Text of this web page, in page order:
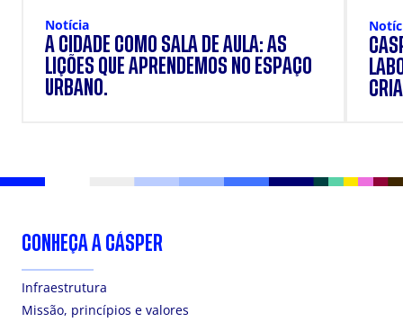
Notícia
A CIDADE COMO SALA DE AULA: AS
LIÇÕES QUE APRENDEMOS NO ESPAÇO
URBANO.
CONHEÇA A CÁSPER
Infraestrutura
Missão, princípios e valores